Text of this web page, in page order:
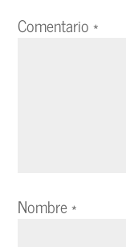
Comentario*
Nombre*